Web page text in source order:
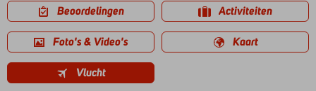
Beoordelingen Activiteiten
Foto's & Video's Kaart
Vlucht